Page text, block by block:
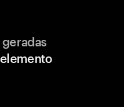
geradas
elemento